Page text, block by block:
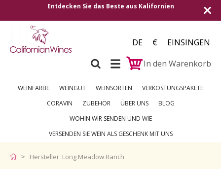
Entdecken Sie das Beste aus Kalifornien
DE €
EINSINGEN
In den Warenkorb
WEINFARBE WEINGUT WEINSORTEN
VERKOSTUNGSPAKETE
CORAVIN
ZUBEHÖR ÜBER UNS
BLOG
WOHIN WIR SENDEN UND WIE
VERSENDEN SIE WEIN ALS GESCHENK MIT UNS
Hersteller Long Meadow Ranch